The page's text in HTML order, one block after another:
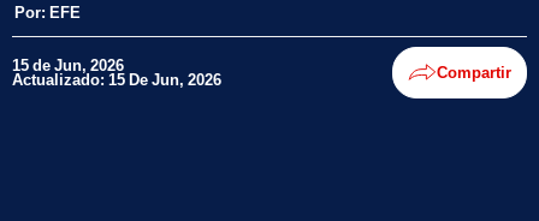
Por: EFE
15 de Jun, 2026
Actualizado: 15 De Jun, 2026 Compartir